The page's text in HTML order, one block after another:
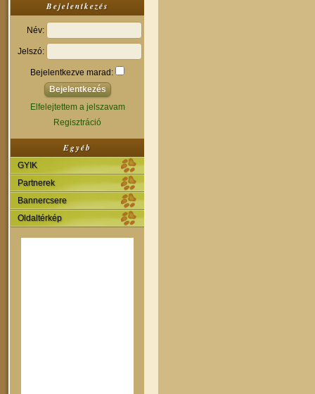
Bejelentkezés
Név:
Jelszó:
Bejelentkezve marad:
Elfelejtettem a jelszavam
Regisztráció
Egyéb
GYIK
Partnerek
Bannercsere
Oldaltérkép